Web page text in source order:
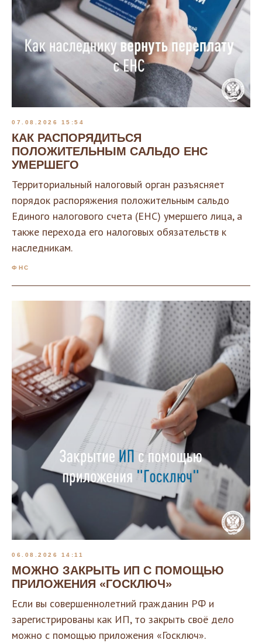
07.08.2026 15:54
КАК РАСПОРЯДИТЬСЯ
ПОЛОЖИТЕЛЬНЫМ САЛЬДО ЕНС
УМЕРШЕГО
Территориальный налоговый орган разъясняет
порядок распоряжения положительным сальдо
Единого налогового счета (ЕНС) умершего лица, а
также перехода его налоговых обязательств к
наследникам.
ФНС
06.08.2026 14:11
МОЖНО ЗАКРЫТЬ ИП С ПОМОЩЬЮ
ПРИЛОЖЕНИЯ «ГОСКЛЮЧ»
Если вы совершеннолетний гражданин РФ и
зарегистрированы как ИП, то закрыть своё дело
можно с помощью приложения «Госключ».